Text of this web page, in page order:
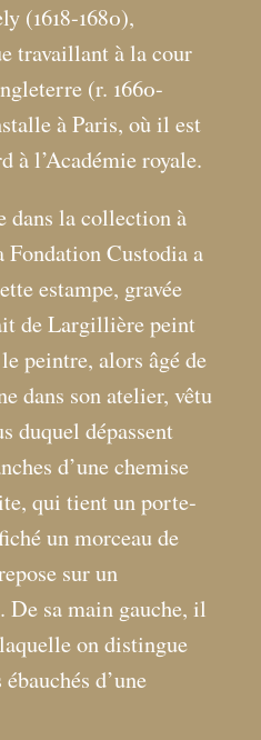
(1618-1680),
travaillant à la cour
(r. 1660-
à Paris, où il est
à l’Académie royale.
dans la collection à
Custodia a
estampe, gravée
de Largillière peint
peintre, alors âgé de
dans son atelier, vêtu
duquel dépassent
d’une chemise
qui tient un porte-
un morceau de
sur un
De sa main gauche, il
on distingue
d’une